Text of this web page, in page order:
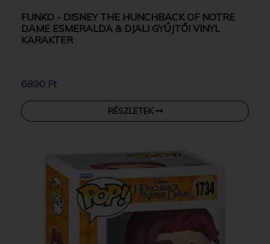
FUNKO - DISNEY THE HUNCHBACK OF NOTRE
DAME ESMERALDA & DJALI GYŰJTŐI VINYL
KARAKTER
6890 Ft
RÉSZLETEK